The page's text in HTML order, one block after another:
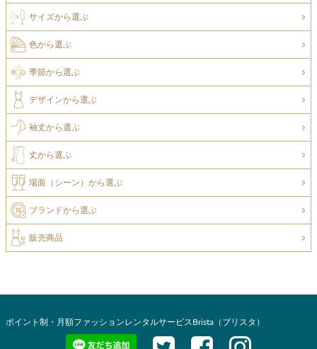
サイズから選ぶ
色から選ぶ
季節から選ぶ
デザインから選ぶ
袖丈から選ぶ
丈から選ぶ
場面（シーン）から選ぶ
ブランドから選ぶ
販売商品
ポイント制・月額ファッションレンタルサービスBrista（ブリスタ）